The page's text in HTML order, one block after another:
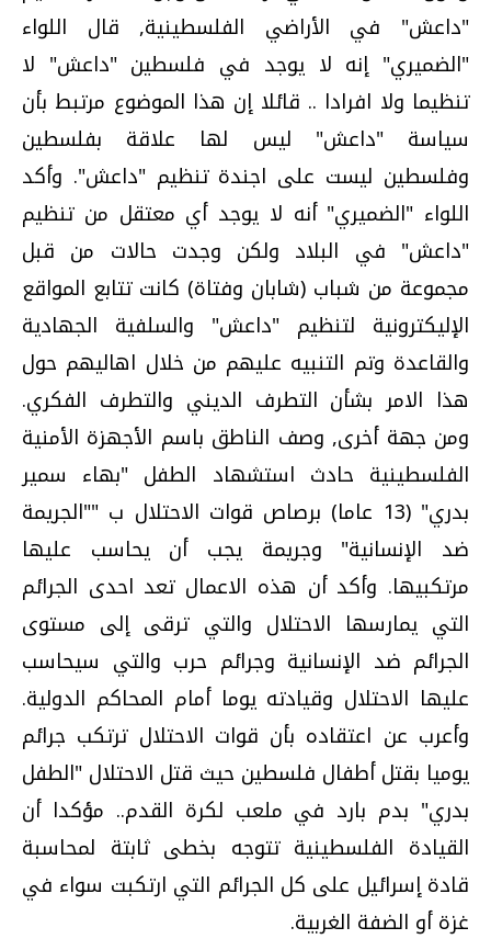
"داعش" في الأراضي الفلسطينية, قال اللواء
"الضميري" إنه لا يوجد في فلسطين "داعش" لا
تنظيما ولا افرادا .. قائلا إن هذا الموضوع مرتبط بأن
سياسة "داعش" ليس لها علاقة بفلسطين
وفلسطين ليست على اجندة تنظيم "داعش". وأكد
اللواء "الضميري" أنه لا يوجد أي معتقل من تنظيم
"داعش" في البلاد ولكن وجدت حالات من قبل
مجموعة من شباب (شابان وفتاة) كانت تتابع المواقع
الإليكترونية لتنظيم "داعش" والسلفية الجهادية
والقاعدة وتم التنبيه عليهم من خلال اهاليهم حول
هذا الامر بشأن التطرف الديني والتطرف الفكري.
ومن جهة أخرى, وصف الناطق باسم الأجهزة الأمنية
الفلسطينية حادث استشهاد الطفل "بهاء سمير
بدري" (13 عاما) برصاص قوات الاحتلال ب ""الجريمة
ضد الإنسانية" وجريمة يجب أن يحاسب عليها
مرتكبيها. وأكد أن هذه الاعمال تعد احدى الجرائم
التي يمارسها الاحتلال والتي ترقى إلى مستوى
الجرائم ضد الإنسانية وجرائم حرب والتي سيحاسب
عليها الاحتلال وقيادته يوما أمام المحاكم الدولية.
وأعرب عن اعتقاده بأن قوات الاحتلال ترتكب جرائم
يوميا بقتل أطفال فلسطين حيث قتل الاحتلال "الطفل
بدري" بدم بارد في ملعب لكرة القدم.. مؤكدا أن
القيادة الفلسطينية تتوجه بخطى ثابتة لمحاسبة
قادة إسرائيل على كل الجرائم التي ارتكبت سواء في
غزة أو الضفة الغربية.